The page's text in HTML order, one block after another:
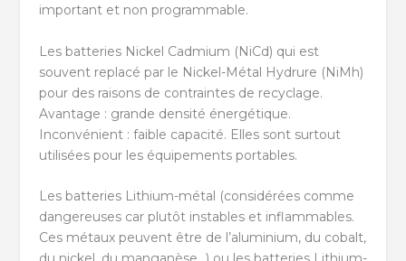
important et non programmable.
Les batteries Nickel Cadmium (NiCd) qui est
souvent replacé par le Nickel-Métal Hydrure (NiMh)
pour des raisons de contraintes de recyclage.
Avantage : grande densité énergétique.
Inconvénient : faible capacité. Elles sont surtout
utilisées pour les équipements portables.
Les batteries Lithium-métal (considérées comme
dangereuses car plutôt instables et inflammables.
Ces métaux peuvent être de l’aluminium, du cobalt,